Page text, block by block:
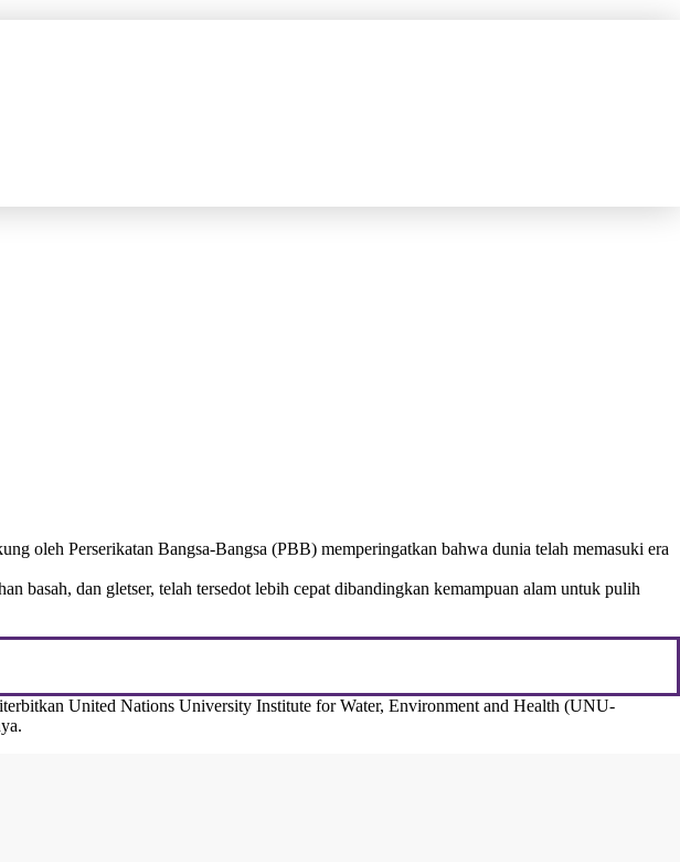
oleh Perserikatan Bangsa-Bangsa (PBB) memperingatkan bahwa dunia telah memasuki era
basah, dan gletser, telah tersedot lebih cepat dibandingkan kemampuan alam untuk pulih
United Nations University Institute for Water, Environment and Health (UNU-